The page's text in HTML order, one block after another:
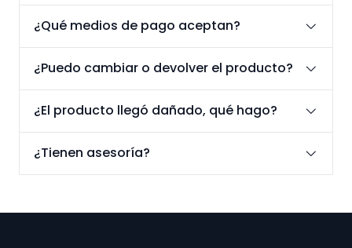
¿Qué medios de pago aceptan?
¿Puedo cambiar o devolver el producto?
¿El producto llegó dañado, qué hago?
¿Tienen asesoría?